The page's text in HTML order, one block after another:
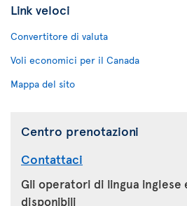
Link veloci
Convertitore di valuta
Voli economici per il Canada
Mappa del sito
Centro prenotazioni
Contattaci
Gli operatori di lingua inglese
disponibili